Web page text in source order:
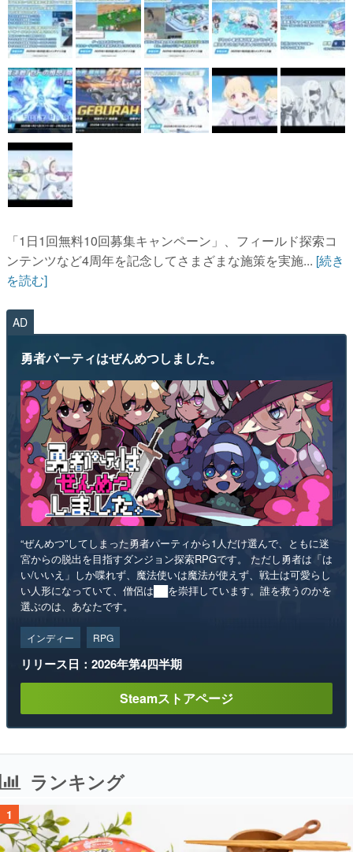
「1日1回無料10回募集キャンペーン」、フィールド探索コ
ンテンツなど4周年を記念してさまざまな施策を実施... [続き
を読む]
AD
勇者パーティはぜんめつしました。
“ぜんめつ”してしまった勇者パーティから1人だけ選んで、ともに迷
宮からの脱出を目指すダンジョン探索RPGです。 ただし勇者は「は
い/いいえ」しか喋れず、魔法使いは魔法が使えず、戦士は可愛らし
い人形になっていて、僧侶は██を崇拝しています。誰を救うのかを
選ぶのは、あなたです。
インディー RPG
リリース日：2026年第4四半期
Steamストアページ
ランキング
1